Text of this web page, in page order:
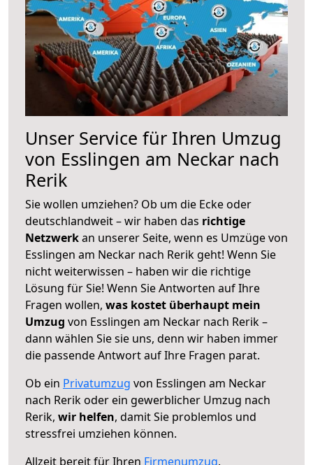
Unser Service für Ihren Umzug
von Esslingen am Neckar nach
Rerik
Sie wollen umziehen? Ob um die Ecke oder
deutschlandweit – wir haben das richtige
Netzwerkan unserer Seite, wenn es Umzüge von
Esslingen am Neckar nach Rerik geht! Wenn Sie
nicht weiterwissen – haben wir die richtige
Lösung für Sie! Wenn Sie Antworten auf Ihre
Fragen wollen, was kostet überhaupt mein
Umzug von Esslingen am Neckar nach Rerik –
dann wählen Sie sie uns, denn wir haben immer
die passende Antwort auf Ihre Fragen parat.
Ob ein Privatumzug von Esslingen am Neckar
nach Rerik oder ein gewerblicher Umzug nach
Rerik, wir helfen, damit Sie problemlos und
stressfrei umziehen können.
Allzeit bereit für Ihren Firmenumzug,